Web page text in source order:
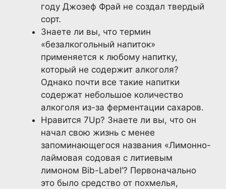
году Джозеф Фрай не создал твердый
сорт.
Знаете ли вы, что термин
«безалкогольный напиток»
применяется к любому напитку,
который не содержит алкоголя?
Однако почти все такие напитки
содержат небольшое количество
алкоголя из-за ферментации сахаров.
Нравится 7Up? Знаете ли вы, что он
начал свою жизнь с менее
запоминающегося названия «Лимонно-
лаймовая содовая с литиевым
лимоном Bib-Label’? Первоначально
это было средство от похмелья,